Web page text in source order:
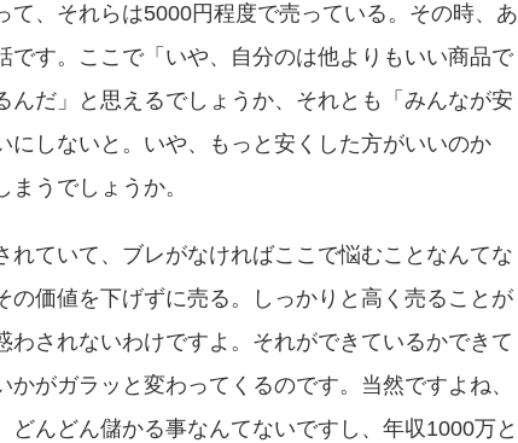
て、それらは5000円程度で売っている。その時、あ
です。ここで「いや、自分のは他よりもいい商品で
んだ」と思えるでしょうか、それとも「みんなが安
にしないと。いや、もっと安くした方がいいのか
うでしょうか。
れていて、ブレがなければここで悩むことなんてな
の価値を下げずに売る。しっかりと高く売ることが
わされないわけですよ。それができているかできて
がガラッと変わってくるのです。当然ですよね、
どんどん儲かる事なんてないですし、年収1000万と